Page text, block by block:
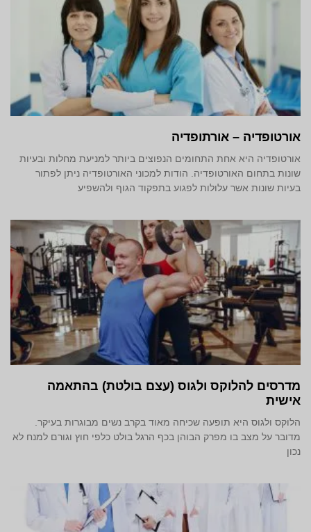
אורטופדיה – אורתופדיה
אורטופדיה היא אחת התחומים הנפוצים ביותר למניעת מחלות ובעיות
שונות בתחום האורטופדיה. הודות למכוני האורטופדיה ניתן לפתור
בעיות שונות אשר עלולות לפגוע בתפקוד הגוף ולהשפיע
מדרסים להלוקס ולגוס (עצם בולטת) בהתאמה
אישית
הלוקס ולגוס היא תופעה שכיחה מאוד בקרב נשים מבוגרות בעיקר.
מדובר על מצב בו מפרק הבוהן בכף הרגל בולט כלפי חוץ וגורם למנח לא
נכון